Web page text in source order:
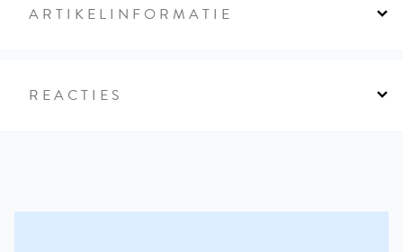
ARTIKELINFORMATIE
REACTIES